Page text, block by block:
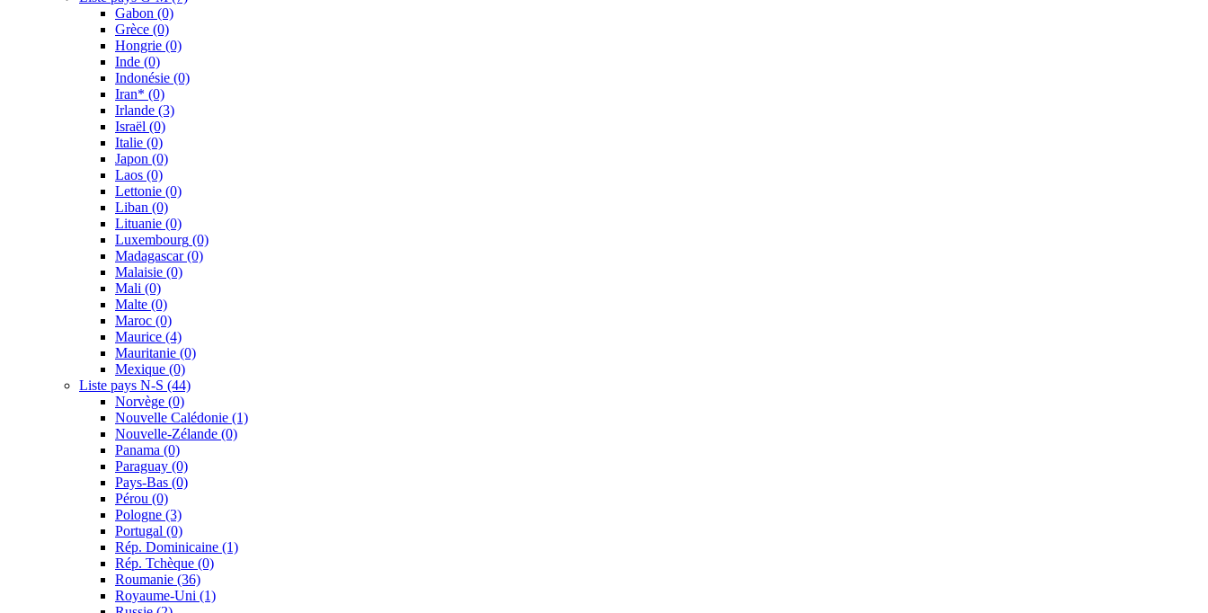
Gabon (0)
Grèce (0)
Hongrie (0)
Inde (0)
Indonésie (0)
Iran* (0)
Irlande (3)
Israël (0)
Italie (0)
Japon (0)
Laos (0)
Lettonie (0)
Liban (0)
Lituanie (0)
Luxembourg (0)
Madagascar(0)
Malaisie (0)
Mali (0)
Malte (0)
Maroc (0)
Maurice (4)
Mauritanie (0)
Mexique (0)
Liste pays N-S (44)
Norvège (0)
Nouvelle Calédonie (1)
Nouvelle-Zélande (0)
Panama (0)
Paraguay (0)
Pays-Bas (0)
Pérou (0)
Pologne (3)
Portugal (0)
Rép. Dominicaine (1)
Rép. Tchèque (0)
Roumanie (36)
Royaume-Uni (1)